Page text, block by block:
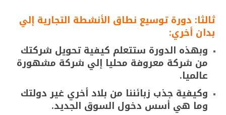
ثالثا: دورة توسيع نطاق الأنشطة التجارية إلي
بدان أخري:
وبهذه الدورة ستتعلم كيفية تحويل شركتك
من شركة معروفة محليا إلي شركة مشهورة
عالميا.
وكيفية جذب زبائننا من بلاد أخري غير دولتك
وما هي أسس دخول السوق الجديد.